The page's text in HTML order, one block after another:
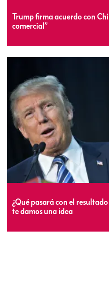
Trump firma acuerdo con
comercial”
¿Qué pasará con el
te damos una idea